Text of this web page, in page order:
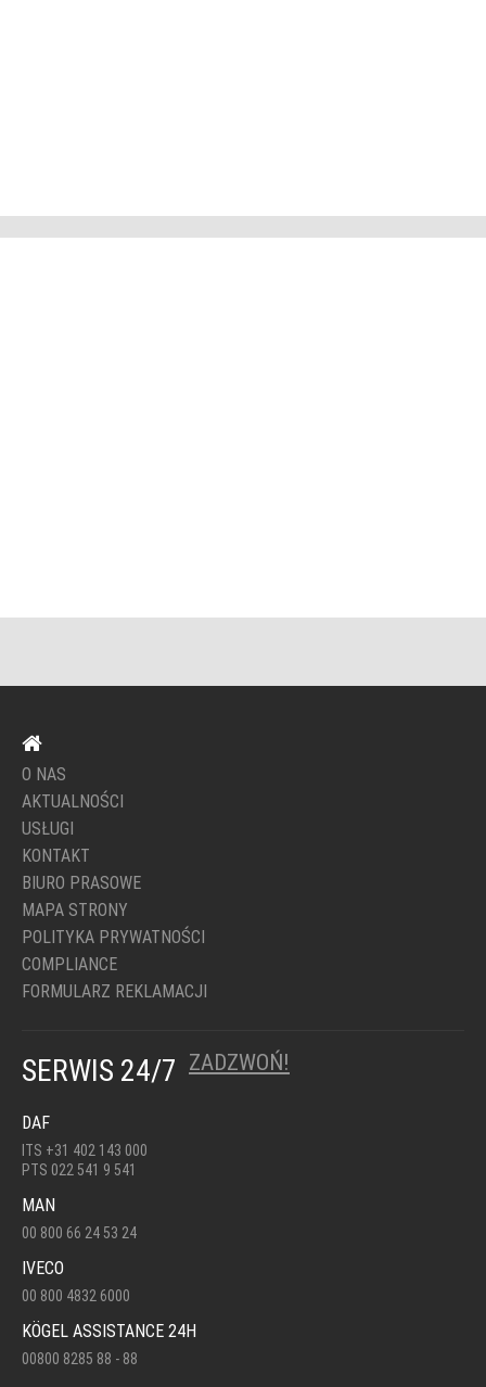
O NAS
AKTUALNOŚCI
USŁUGI
KONTAKT
BIURO PRASOWE
MAPA STRONY
POLITYKA PRYWATNOŚCI
COMPLIANCE
FORMULARZ REKLAMACJI
SERWIS 24/7 ZADZWOŃ!
DAF
ITS +31 402 143 000
PTS 022 541 9 541
MAN
00 800 66 24 53 24
IVECO
00 800 4832 6000
KÖGEL ASSISTANCE 24H
00800 8285 88 - 88